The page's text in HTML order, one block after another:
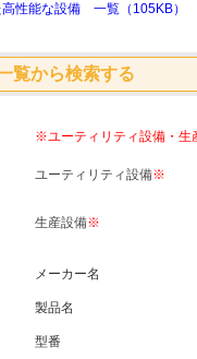
性能な設備 一覧（105KB）
覧から検索する
※ユーティリティ設備・生
ユーティリティ設備※
生産設備※
メーカー名
製品名
型番